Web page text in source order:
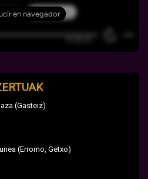
(Gasteiz)
(Erromo, Getxo)